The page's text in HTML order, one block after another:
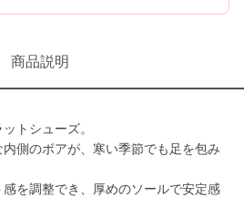
商品説明
トシューズ。
側のボアが、寒い季節でも足を包み
を調整でき、厚めのソールで安定感